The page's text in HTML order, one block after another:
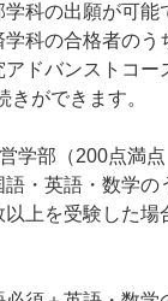
学科の出願が可能
学科の合格者のう
ドバンストコー
きができます。
学部（200点満点
・英語・数学の
上を受験した場